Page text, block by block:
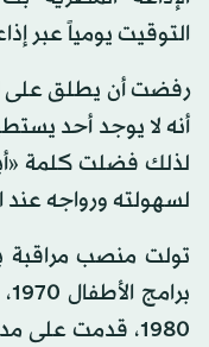
التوقيت يومياً عبر
رفضت أن يطلق على
أنه لا يوجد أحد
لذلك فضلت كلمة
لسهولته ورواجه عند
1980، قدمت على